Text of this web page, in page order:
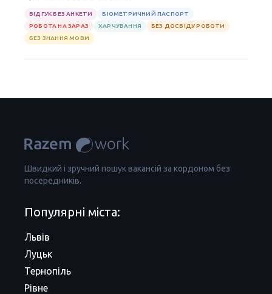
ВІДГУК БЕЗ АНКЕТИ
БІОМЕТРИЧНИЙ ПАСПОРТ
РОБОТА НА ЗАРАЗ
ХАРЧУВАННЯ
БЕЗ ДОСВІДУ РОБОТИ
БЕЗ ЗНАННЯ МОВИ
Швидкий і зручний пошук вакансій за кордоном без
посередників.
Популярні міста:
Львів
Луцьк
Тернопіль
Рівне